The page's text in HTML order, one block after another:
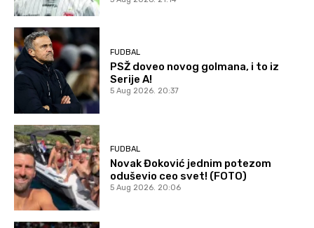
FUDBAL
PSŽ doveo novog golmana, i to iz
Serije A!
5 Aug 2026. 20:37
FUDBAL
Novak Đoković jednim potezom
oduševio ceo svet! (FOTO)
5 Aug 2026. 20:06